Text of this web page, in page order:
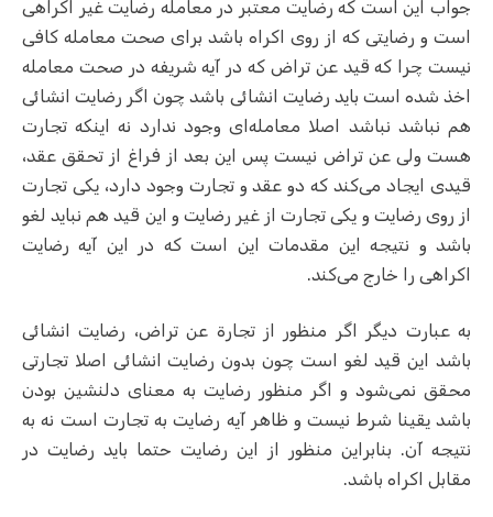
جواب این است که رضایت معتبر در معامله رضایت غیر اکراهی
است و رضایتی که از روی اکراه باشد برای صحت معامله کافی
نیست چرا که قید عن تراض که در آیه شریفه در صحت معامله
اخذ شده است باید رضایت انشائی باشد چون اگر رضایت انشائی
هم نباشد نباشد اصلا معامله‌ای وجود ندارد نه اینکه تجارت
هست ولی عن تراض نیست پس این بعد از فراغ از تحقق عقد،
قیدی ایجاد می‌کند که دو عقد و تجارت وجود دارد، یکی تجارت
از روی رضایت و یکی تجارت از غیر رضایت و این قید هم نباید لغو
باشد و نتیجه این مقدمات این است که در این آیه رضایت
اکراهی را خارج می‌کند.
به عبارت دیگر اگر منظور از تجارة عن تراض، رضایت انشائی
باشد این قید لغو است چون بدون رضایت انشائی اصلا تجارتی
محقق نمی‌شود و اگر منظور رضایت به معنای دلنشین بودن
باشد یقینا شرط نیست و ظاهر آیه رضایت به تجارت است نه به
نتیجه آن. بنابراین منظور از این رضایت حتما باید رضایت در
مقابل اکراه باشد.